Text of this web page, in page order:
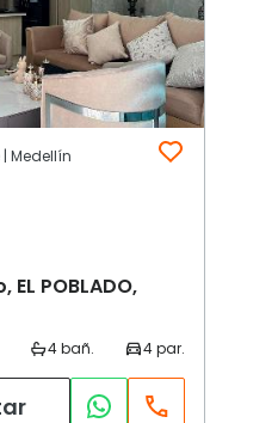
| Medellín
POBLADO,